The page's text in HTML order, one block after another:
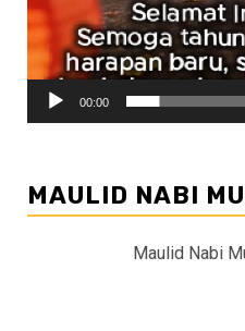
00:00
MAULID NABI
Maulid Nabi